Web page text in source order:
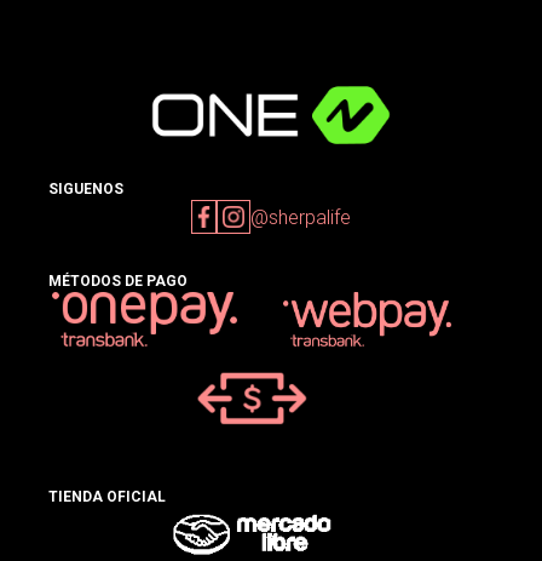
SIGUENOS
@sherpalife
MÉTODOS DE PAGO
TIENDA OFICIAL